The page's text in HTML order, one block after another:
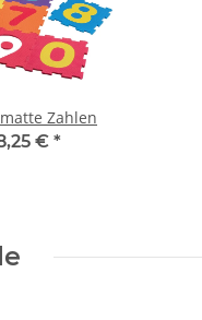
Zahlen
€ *